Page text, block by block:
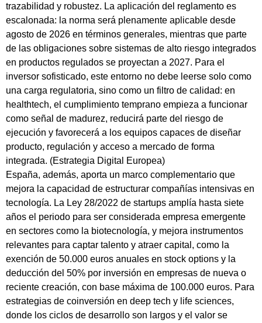
trazabilidad y robustez. La aplicación del reglamento es
escalonada: la norma será plenamente aplicable desde
agosto de 2026 en términos generales, mientras que parte
de las obligaciones sobre sistemas de alto riesgo integrados
en productos regulados se proyectan a 2027. Para el
inversor sofisticado, este entorno no debe leerse solo como
una carga regulatoria, sino como un filtro de calidad: en
healthtech, el cumplimiento temprano empieza a funcionar
como señal de madurez, reducirá parte del riesgo de
ejecución y favorecerá a los equipos capaces de diseñar
producto, regulación y acceso a mercado de forma
integrada. (Estrategia Digital Europea)
España, además, aporta un marco complementario que
mejora la capacidad de estructurar compañías intensivas en
tecnología. La Ley 28/2022 de startups amplía hasta siete
años el periodo para ser considerada empresa emergente
en sectores como la biotecnología, y mejora instrumentos
relevantes para captar talento y atraer capital, como la
exención de 50.000 euros anuales en stock options y la
deducción del 50% por inversión en empresas de nueva o
reciente creación, con base máxima de 100.000 euros. Para
estrategias de coinversión en deep tech y life sciences,
donde los ciclos de desarrollo son largos y el valor se